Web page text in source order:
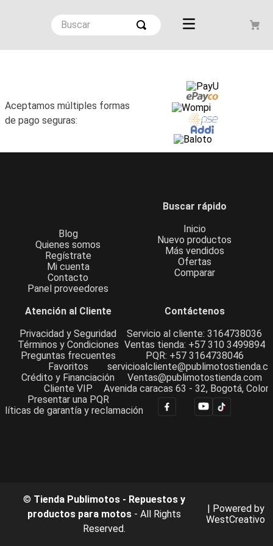
Aceptamos múltiples formas
de pago seguras:
Blog
Quienes somos
Regístrate
Mi cuenta
Contacto
Panel proveedores
Buscar rápido
Inicio
Nuevo productos
Más vendidos
Ofertas
Comparar
Atención al Cliente
Privacidad y Seguridad
Términos y Condiciones
Preguntas frecuentes
Favoritos
Crédito y Financiación
Cliente VIP
Presentar una PQR
de garantía y reclamación
Contáctenos
Servicio al cliente: 3164738036
Ventas tienda: +57 310 3499894
PQR: +57 3164738046
Ventas@publimotostienda.com
Avenida caracas 63 - 32, Bogotá,
© Tienda Publimotos - Repuestos y
productos para motos- All Rights
Reserved.
| Powered by
WestCreativo